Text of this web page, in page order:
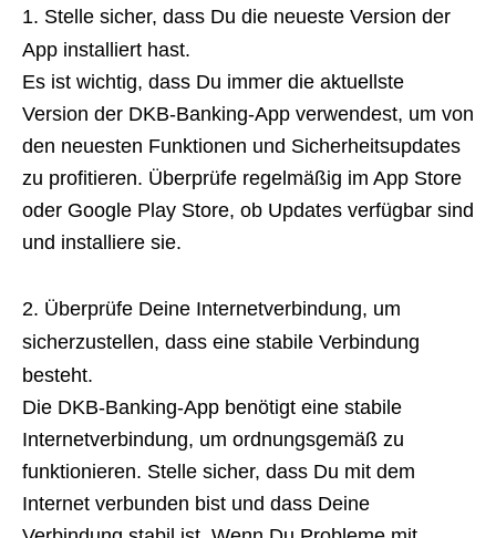
Stelle sicher, dass Du die neueste Version der
App installiert hast.
Es ist wichtig, dass Du immer die aktuellste
Version der DKB-Banking-App verwendest, um von
den neuesten Funktionen und Sicherheitsupdates
zu profitieren. Überprüfe regelmäßig im App Store
oder Google Play Store, ob Updates verfügbar sind
und installiere sie.
Überprüfe Deine Internetverbindung, um
sicherzustellen, dass eine stabile Verbindung
besteht.
Die DKB-Banking-App benötigt eine stabile
Internetverbindung, um ordnungsgemäß zu
funktionieren. Stelle sicher, dass Du mit dem
Internet verbunden bist und dass Deine